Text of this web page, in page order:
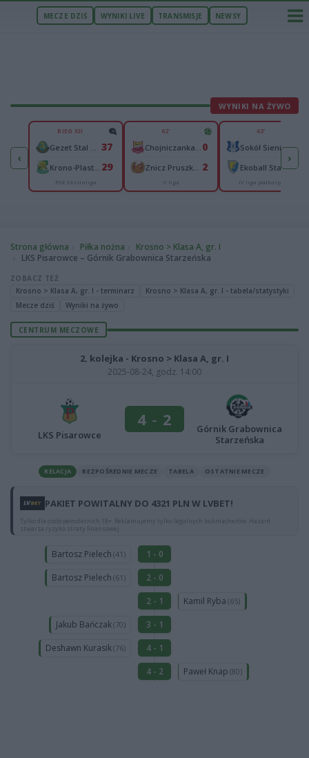
MECZE DZIŚ WYNIKI LIVE TRANSMISJE NEWSY
WYNIKI NA ŻYWO
‹
1
1
BIEG XII
37
29
PGE Ekstraliga
62'
0
2
II liga
63'
Sokół Sieniawa 0
Ekoball Stal Sanok4
IV liga podkarpacka
›
Strona główna Piłka nożna
Krosno > Klasa A, gr. I
LKS Pisarowce – Górnik Grabownica Starzeńska
ZOBACZ TEŻ
Krosno > Klasa A, gr. I - terminarz
Krosno > Klasa A, gr. I - tabela/statystyki
Mecze dziś
Wyniki na żywo
CENTRUM MECZOWE
2. kolejka - Krosno > Klasa A, gr. I
2025-08-24, godz. 14:00
LKS Pisarowce
4 - 2
Górnik Grabownica
Starzeńska
RELACJA BEZPOŚREDNIE MECZE TABELA OSTATNIE MECZE
PAKIET POWITALNY DO 4321 PLN W LVBET!
Tylko dla osób pełnoletnich 18+. Reklamujemy tylko legalnych bukmacherów. Hazard
stwarza ryzyko straty finansowej.
Bartosz Pielech (41)
1 - 0
Bartosz Pielech (61)
2 - 0
2 - 1
Kamil Ryba (65)
Jakub Bańczak(70)
3 - 1
Deshawn Kurasik(76)
4 - 1
4 - 2
Paweł Knap (80)